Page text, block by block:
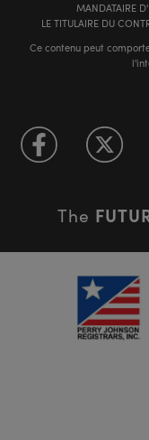
MANDATAIRE
LE TITULAIRE DU
Ce contenu peut
The